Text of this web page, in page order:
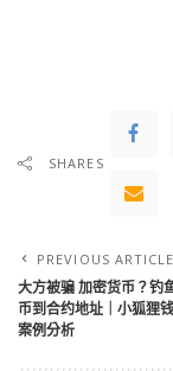
SHARES
PREVIOUS ARTICLE
大方被骗 加密货币？钓
币到合约地址｜小狐狸
案例分析